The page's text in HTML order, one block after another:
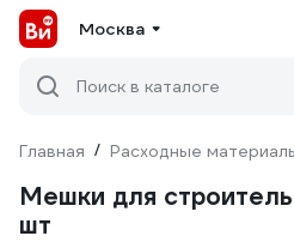
Москва
Поиск в каталоге
Главная / Расходные
Мешки для
шт